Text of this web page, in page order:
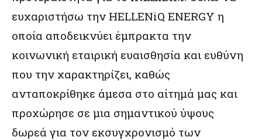
ευχαριστήσω την HELLENiQ ENERGY η
οποία αποδεικνύει έμπρακτα την
κοινωνική εταιρική ευαισθησία και ευθύνη
που την χαρακτηρίζει, καθώς
ανταποκρίθηκε άμεσα στο αίτημά μας και
προχώρησε σε μια σημαντικού ύψους
δωρεά για τον εκσυγχρονισμό των